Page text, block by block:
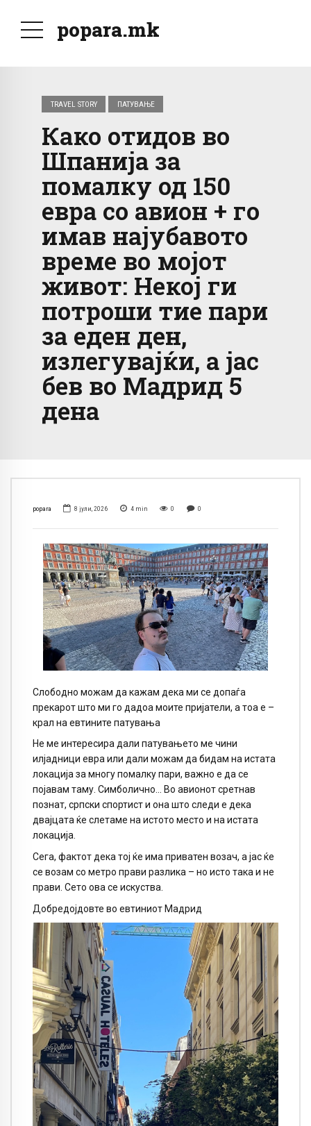
popara.mk
TRAVEL STORY ПАТУВАЊЕ
Како отидов во
Шпанија за
помалку од 150
евра со авион + го
имав најубавото
време во мојот
живот: Некој ги
потроши тие пари
за еден ден,
излегувајќи, а јас
бев во Мадрид 5
дена
popara 8 јули, 2026 4 min 0 0
Слободно можам да кажам дека ми се допаѓа
прекарот што ми го дадоа моите пријатели, а тоа е –
крал на евтините патувања
Не ме интересира дали патувањето ме чини
илјадници евра или дали можам да бидам на истата
локација за многу помалку пари, важно е да се
појавам таму. Симболично… Во авионот сретнав
познат, српски спортист и она што следи е дека
двајцата ќе слетаме на истото место и на истата
локација.
Сега, фактот дека тој ќе има приватен возач, а јас ќе
се возам со метро прави разлика – но исто така и не
прави. Сето ова се искуства.
Добредојдовте во евтиниот Мадрид